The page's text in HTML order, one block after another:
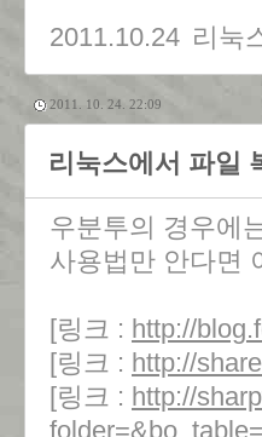
2011.10.24 리눅
2011. 10. 24. 22:09
리눅스에서 파일
우분투의 경우에
사용법만 안다면
[링크 : http://
[링크 : http://
[링크 : http://